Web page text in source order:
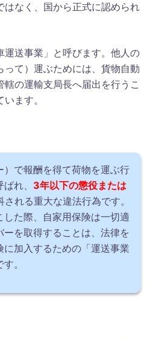
はなく、国から正式に認められ
運送事業」と呼びます。他人の
て）運ぶためには、貨物自動
の運輸支局長へ届出を行うこ
ます。
）で報酬を得て荷物を運ぶ行
れ、 3年以下の懲役または
される重大な違法行為です。
した際、自家用保険は一切適
を取得することは、法律を
加入するための「運送事業
。